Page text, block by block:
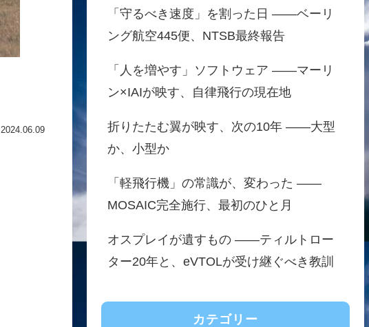
2024.06.09
「守るべき速度」を割った日 ——ベーリ
ング航空445便、NTSB最終報告
「人を増やす」ソフトウェア ——マーリ
ン×IAIが映す、自律飛行の現在地
折りたたむ翼が映す、次の10年 ——大型
か、小型か
「軽飛行機」の常識が、変わった ——
MOSAIC完全施行、最初のひと月
オスプレイが遺すもの ——ティルトロー
ター20年と、eVTOLが受け継ぐべき教訓
カテゴリー